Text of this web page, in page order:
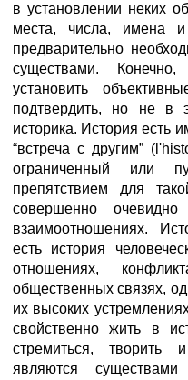
в установлении неких
места, числа, имена
предварительно
существами.
установить
подтвердить, но не в
историка. История есть
“встреча с другим”
ограниченный или
препятствием для
совершенно
взаимоотношениях.
есть история
отношениях,
общественных связях,
их высоких
свойственно жить в
стремиться, творить
являются